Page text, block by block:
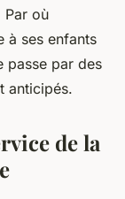
Par où
à ses enfants
passe par des
anticipés.
de la